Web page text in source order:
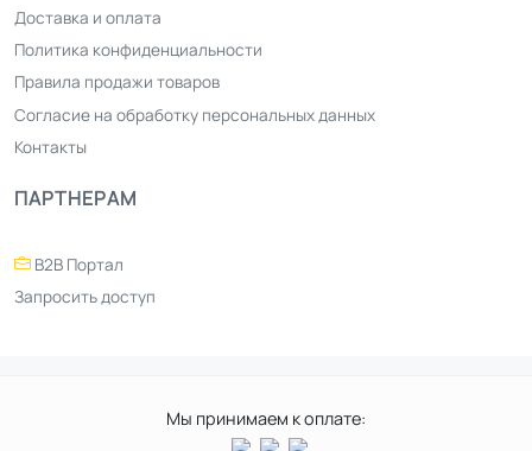
Доставка и оплата
Политика конфиденциальности
Правила продажи товаров
Согласие на обработку персональных данных
Контакты
ПАРТНЕРАМ
B2B Портал
Запросить доступ
Мы принимаем к оплате: